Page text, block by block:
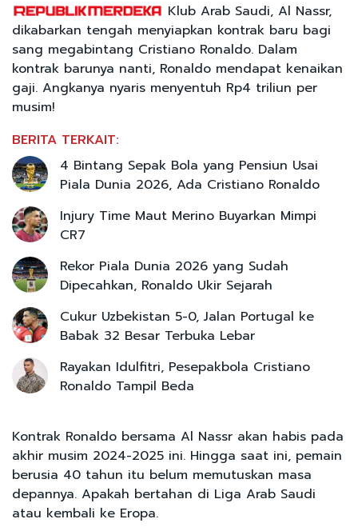
Klub Arab Saudi, Al Nassr,
dikabarkan tengah menyiapkan kontrak baru bagi
sang megabintang Cristiano Ronaldo. Dalam
kontrak barunya nanti, Ronaldo mendapat kenaikan
gaji. Angkanya nyaris menyentuh Rp4 triliun per
musim!
BERITA TERKAIT:
4 Bintang Sepak Bola yang Pensiun Usai
Piala Dunia 2026, Ada Cristiano Ronaldo
Injury Time Maut Merino Buyarkan Mimpi
CR7
Rekor Piala Dunia 2026 yang Sudah
Dipecahkan, Ronaldo Ukir Sejarah
Cukur Uzbekistan 5-0, Jalan Portugal ke
Babak 32 Besar Terbuka Lebar
Rayakan Idulfitri, Pesepakbola Cristiano
Ronaldo Tampil Beda
Kontrak Ronaldo bersama Al Nassr akan habis pada
akhir musim 2024-2025 ini. Hingga saat ini, pemain
berusia 40 tahun itu belum memutuskan masa
depannya. Apakah bertahan di Liga Arab Saudi
atau kembali ke Eropa.